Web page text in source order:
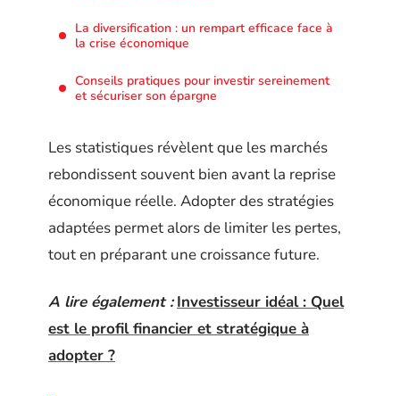
La diversification : un rempart efficace face à
la crise économique
Conseils pratiques pour investir sereinement
et sécuriser son épargne
Les statistiques révèlent que les marchés
rebondissent souvent bien avant la reprise
économique réelle. Adopter des stratégies
adaptées permet alors de limiter les pertes,
tout en préparant une croissance future.
A lire également : Investisseur idéal : Quel
est le profil financier et stratégique à
adopter ?